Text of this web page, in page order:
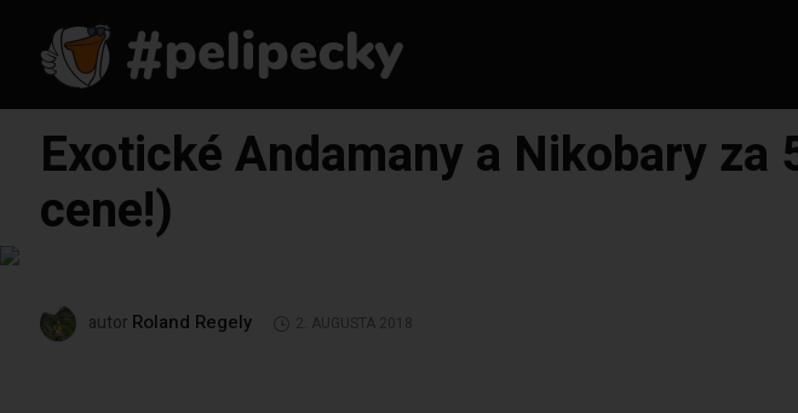
Exotické Andamany a Nikobary
cene!)
autor Roland Regely 2. AUGUSTA 2018